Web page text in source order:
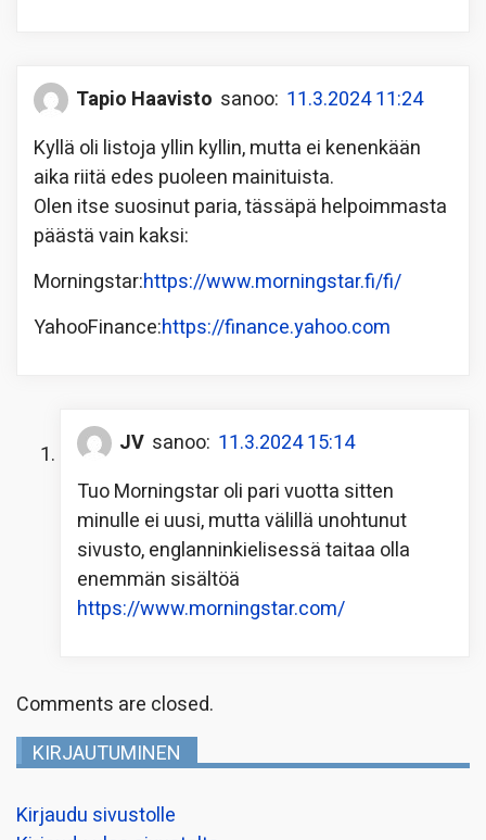
Tapio Haavisto sanoo: 11.3.2024 11:24
Kyllä oli listoja yllin kyllin, mutta ei kenenkään
aika riitä edes puoleen mainituista.
Olen itse suosinut paria, tässäpä helpoimmasta
päästä vain kaksi:
Morningstar:https://www.morningstar.fi/fi/
YahooFinance:https://finance.yahoo.com
JV sanoo: 11.3.2024 15:14
Tuo Morningstar oli pari vuotta sitten
minulle ei uusi, mutta välillä unohtunut
sivusto, englanninkielisessä taitaa olla
enemmän sisältöä
https://www.morningstar.com/
Comments are closed.
KIRJAUTUMINEN
Kirjaudu sivustolle